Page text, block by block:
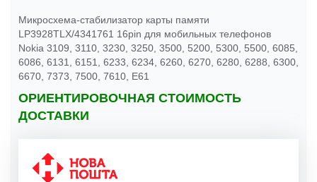
Микросхема-стабилизатор карты памяти
LP3928TLX/4341761 16pin для мобильных телефонов
Nokia 3109, 3110, 3230, 3250, 3500, 5200, 5300, 5500, 6085,
6086, 6131, 6151, 6233, 6234, 6260, 6270, 6280, 6288, 6300,
6670, 7373, 7500, 7610, E61
ОРИЕНТИРОВОЧНАЯ СТОИМОСТЬ
ДОСТАВКИ